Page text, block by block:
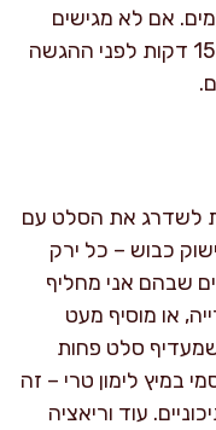
אם לא מגישים
מיד – מכסים ומקררים, ומוציאים 15 דקות לפני ההגשה
לשדרג את הסלט עם
כבוש – כל ירק
שבהם אני מחליף
או מוסיף מעט
שמעדיף סלט פחות
במיץ לימון טרי – זה
עוד וריאציה